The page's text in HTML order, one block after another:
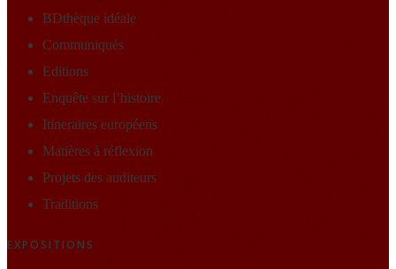
BDthèque idéale
Communiqués
Editions
Enquête sur l’histoire
Itineraires européens
Matières à réflexion
Projets des auditeurs
Traditions
EXPOSITIONS